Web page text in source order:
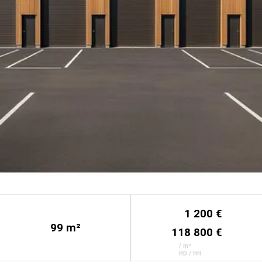
99 m²
1 200 €
118 800 €
/ m²
HD / HH